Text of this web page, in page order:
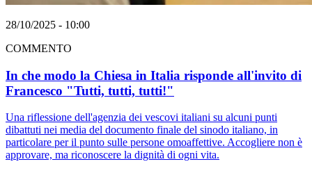
28/10/2025 - 10:00
COMMENTO
In che modo la Chiesa in Italia risponde all'invito di
Francesco "Tutti, tutti, tutti!"
Una riflessione dell'agenzia dei vescovi italiani su alcuni punti
dibattuti nei media del documento finale del sinodo italiano, in
particolare per il punto sulle persone omoaffettive. Accogliere non è
approvare, ma riconoscere la dignità di ogni vita.